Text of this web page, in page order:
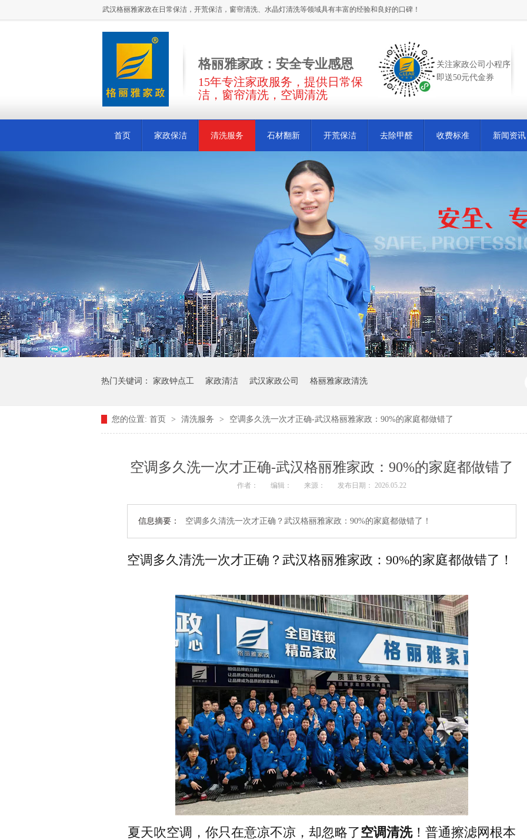
武汉格丽雅家政在日常保洁，开荒保洁，窗帘清洗、水晶灯清洗等领域具有丰富的经验和良好的口碑！
格丽雅家政：安全专业感恩
15年专注家政服务，提供日常保
洁，窗帘清洗，空调清洗
关注家政公司小程序
即送50元代金券
首页 家政保洁 清洗服务 石材翻新 开荒保洁 去除甲醛 收费标准 新闻资讯
热门关键词： 家政钟点工 家政清洁 武汉家政公司 格丽雅家政清洗
您的位置: 首页 > 清洗服务 > 空调多久洗一次才正确-武汉格丽雅家政：90%的家庭都做错了
空调多久洗一次才正确-武汉格丽雅家政：90%的家庭都做错了
作者： 编辑： 来源： 发布日期： 2026.05.22
信息摘要： 空调多久清洗一次才正确？武汉格丽雅家政：90%的家庭都做错了！
空调多久清洗一次才正确？武汉格丽雅家政：90%的家庭都做错了！
夏天吹空调，你只在意凉不凉，却忽略了空调清洗！普通擦滤网根本